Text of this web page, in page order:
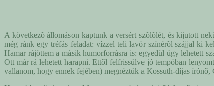
A következõ állomáson kaptunk a versért szõlõlét, és kijutott
még ránk egy tréfás feladat: vízzel teli lavór színérõl szájjal ki
Hamar rájöttem a másik humorforrásra is: egyedül úgy lehetett
Ott már rá lehetett harapni. Ettõl felfrissülve jó tempóban
vallanom, hogy ennek fejében) megnéztük a Kossuth-díjas írónõ,